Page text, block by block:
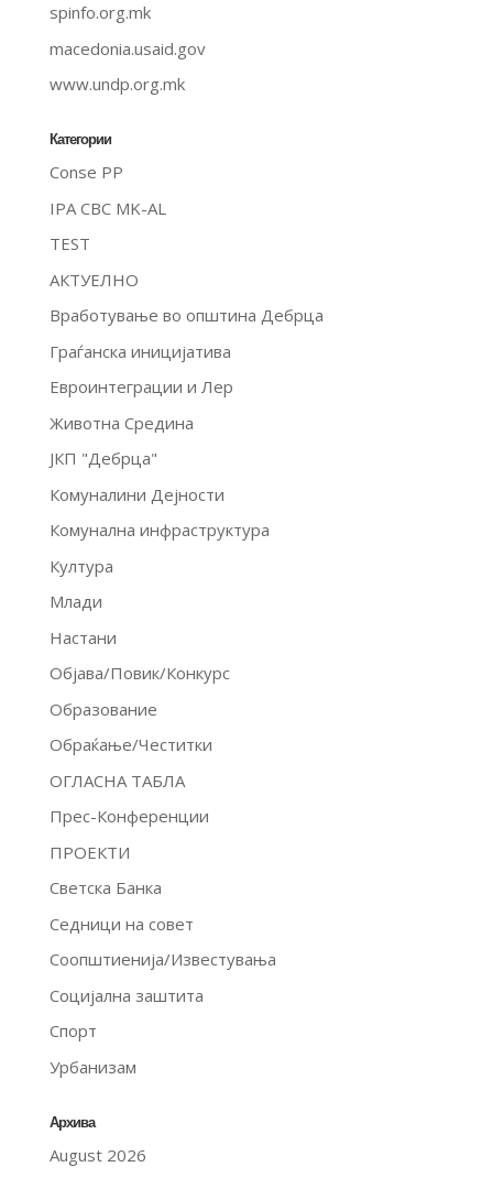
spinfo.org.mk
macedonia.usaid.gov
www.undp.org.mk
Категории
Conse PP
IPA CBC MK-AL
TEST
АКТУЕЛНО
Вработување во општина Дебрца
Граѓанска иницијатива
Евроинтеграции и Лер
Животна Средина
ЈКП "Дебрца"
Комуналини Дејности
Комунална инфраструктура
Култура
Млади
Настани
Објава/Повик/Конкурс
Образование
Обраќање/Честитки
ОГЛАСНА ТАБЛА
Прес-Конференции
ПРОЕКТИ
Светска Банка
Седници на совет
Соопштиенија/Известувања
Социјална заштита
Спорт
Урбанизам
Архива
August 2026